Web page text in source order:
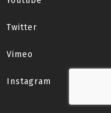
Twitter
Vimeo
Instagram